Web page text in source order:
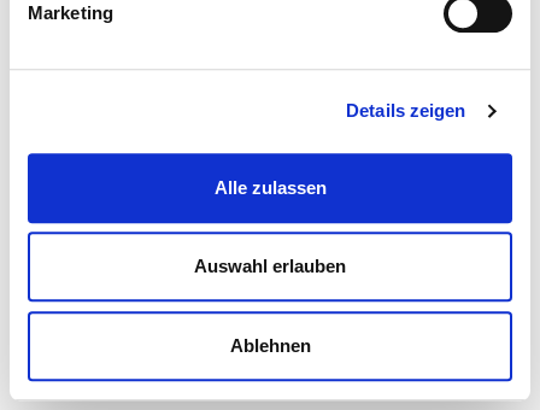
Marketing
Details zeigen
Alle zulassen
Auswahl erlauben
Ablehnen